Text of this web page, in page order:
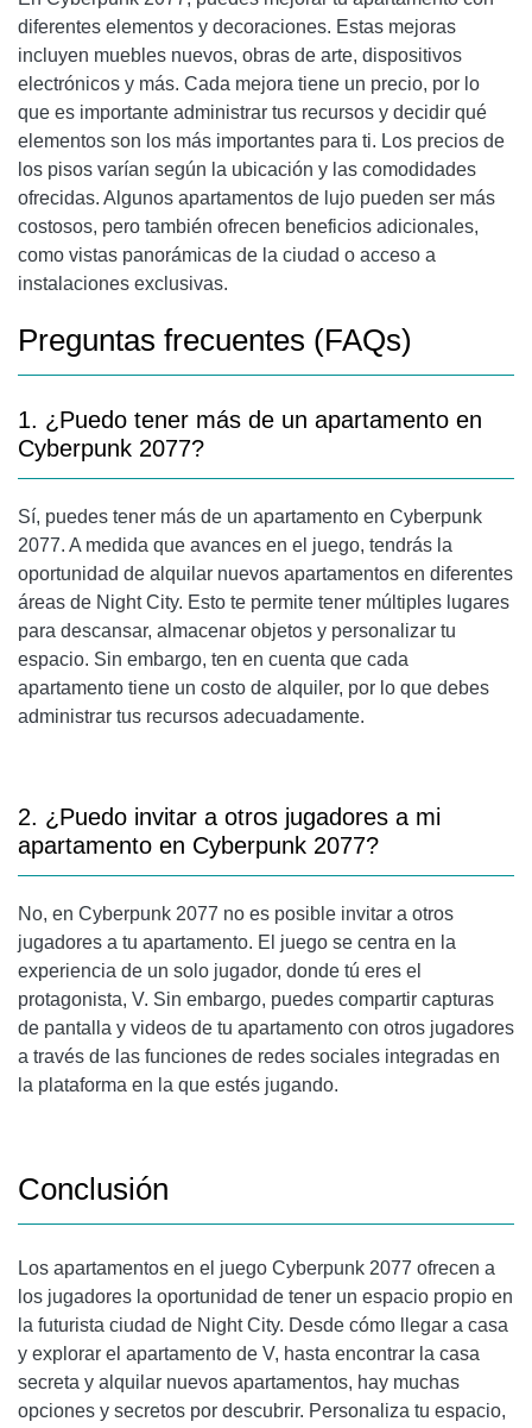
diferentes elementos y decoraciones. Estas mejoras
incluyen muebles nuevos, obras de arte, dispositivos
electrónicos y más. Cada mejora tiene un precio, por lo
que es importante administrar tus recursos y decidir qué
elementos son los más importantes para ti. Los precios de
los pisos varían según la ubicación y las comodidades
ofrecidas. Algunos apartamentos de lujo pueden ser más
costosos, pero también ofrecen beneficios adicionales,
como vistas panorámicas de la ciudad o acceso a
instalaciones exclusivas.
Preguntas frecuentes (FAQs)
1. ¿Puedo tener más de un apartamento en
Cyberpunk 2077?
Sí, puedes tener más de un apartamento en Cyberpunk
2077. A medida que avances en el juego, tendrás la
oportunidad de alquilar nuevos apartamentos en diferentes
áreas de Night City. Esto te permite tener múltiples lugares
para descansar, almacenar objetos y personalizar tu
espacio. Sin embargo, ten en cuenta que cada
apartamento tiene un costo de alquiler, por lo que debes
administrar tus recursos adecuadamente.
2. ¿Puedo invitar a otros jugadores a mi
apartamento en Cyberpunk 2077?
No, en Cyberpunk 2077 no es posible invitar a otros
jugadores a tu apartamento. El juego se centra en la
experiencia de un solo jugador, donde tú eres el
protagonista, V. Sin embargo, puedes compartir capturas
de pantalla y videos de tu apartamento con otros jugadores
a través de las funciones de redes sociales integradas en
la plataforma en la que estés jugando.
Conclusión
Los apartamentos en el juego Cyberpunk 2077 ofrecen a
los jugadores la oportunidad de tener un espacio propio en
la futurista ciudad de Night City. Desde cómo llegar a casa
y explorar el apartamento de V, hasta encontrar la casa
secreta y alquilar nuevos apartamentos, hay muchas
opciones y secretos por descubrir. Personaliza tu espacio,